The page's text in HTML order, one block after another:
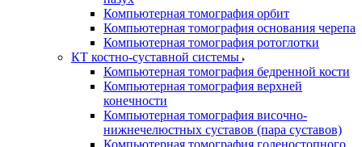
Компьютерная томография орбит
Компьютерная томография основания черепа
Компьютерная томография ротоглотки
КТ костно-суставной системы
Компьютерная томография бедренной кости
Компьютерная томография верхней
конечности
Компьютерная томография височно-
нижнечелюстных суставов (пара суставов)
Компьютерная томография голеностопного